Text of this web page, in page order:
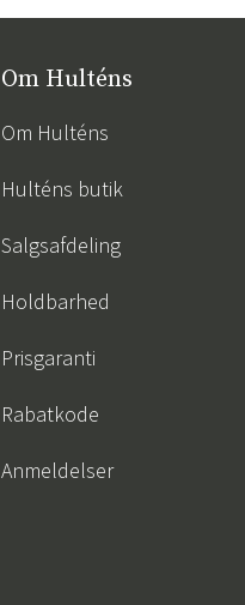
Om Hulténs
Om Hulténs
Hulténs butik
Salgsafdeling
Holdbarhed
Prisgaranti
Rabatkode
Anmeldelser